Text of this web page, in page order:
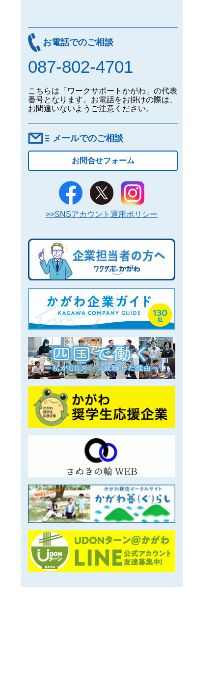
お電話でのご相談
087-802-4701
こちらは「ワークサポートかがわ」の代表
番号となります。お電話をお掛けの際は、
お間違いないようご注意ください。
メールでのご相談
お問合せフォーム
>>SNSアカウント運用ポリシー